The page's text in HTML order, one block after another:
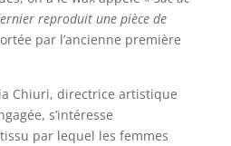
reproduit une pièce de
par l’ancienne première
Chiuri, directrice artistique
s’intéresse
par lequel les femmes